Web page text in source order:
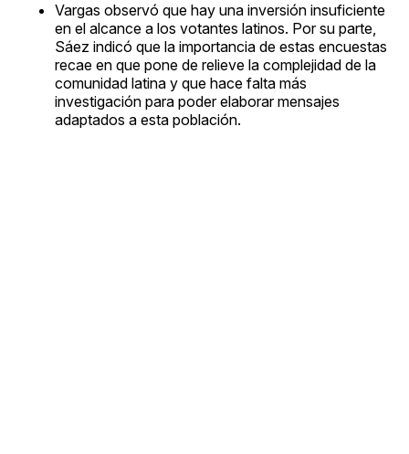
Vargas observó que hay una inversión insuficiente
en el alcance a los votantes latinos. Por su parte,
Sáez indicó que la importancia de estas encuestas
recae en que pone de relieve la complejidad de la
comunidad latina y que hace falta más
investigación para poder elaborar mensajes
adaptados a esta población.